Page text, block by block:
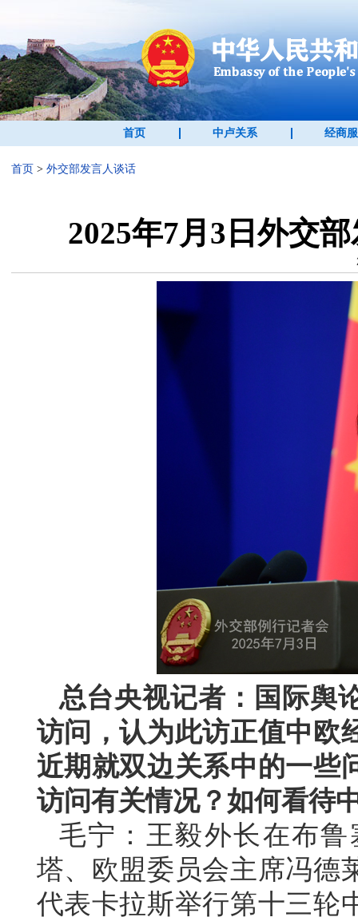
首页 中卢关系 经商
首页 > 外交部发言人谈话
2025年7月3日外交
总台央视记者：国际舆
访问，认为此访正值中欧
近期就双边关系中的一些
访问有关情况？如何看待
毛宁：王毅外长在布
塔、欧盟委员会主席冯德
代表卡拉斯举行第十三轮